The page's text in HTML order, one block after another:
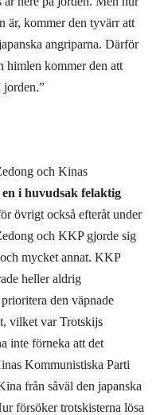
är, kommer den tyvärr att
angriparna. Därför
himlen kommer den att
jorden.”
och Kinas
i huvudsak felaktig
övrigt också efteråt under
och KKP gjorde sig
mycket annat. KKP
heller aldrig
den väpnade
vilket var Trotskijs
inte förneka att det
Kommunistiska Parti
från såväl den japanska
försöker trotskisterna lösa